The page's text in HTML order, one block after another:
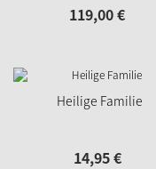
119,00€
Heilige Familie
14,95€